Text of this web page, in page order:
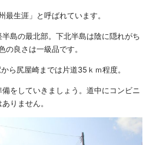
最生涯」と呼ばれています。
島の最北部。下北半島は陰に隠れがち
の良さは一級品です。
ら尻屋崎までは片道35ｋｍ程度。
をしていきましょう。道中にコンビニ
ありません。